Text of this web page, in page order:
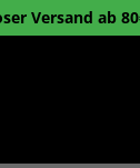
Versand ab